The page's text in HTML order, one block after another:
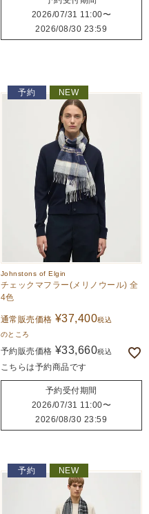
2026/07/31 11:00〜
2026/08/30 23:59
予約 NEW
Johnstons of Elgin
チェックマフラー(メリノウール) 全
4色
通常販売価格 ¥37,400税込
のところ
予約販売価格 ¥33,660税込
こちらは予約商品です
予約受付期間
2026/07/31 11:00〜
2026/08/30 23:59
予約 NEW